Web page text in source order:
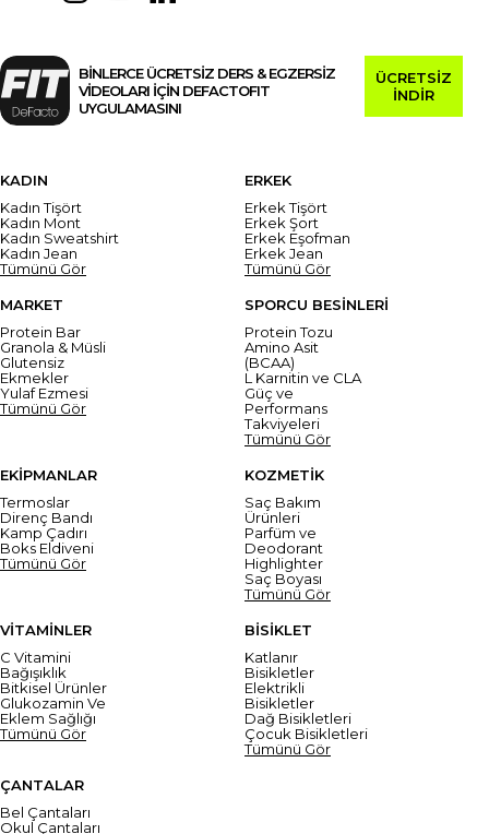
BİNLERCE ÜCRETSİZ DERS & EGZERSİZ
VİDEOLARI İÇİN DEFACTOFIT
UYGULAMASINI
ÜCRETSİZ
İNDİR
KADIN
Kadın Tişört
Kadın Mont
Kadın Sweatshirt
Kadın Jean
Tümünü Gör
ERKEK
Erkek Tişört
Erkek Şort
Erkek Eşofman
Erkek Jean
Tümünü Gör
MARKET
Protein Bar
Granola & Müsli
Glutensiz
Ekmekler
Yulaf Ezmesi
Tümünü Gör
SPORCU BESİNLERİ
Protein Tozu
Amino Asit
(BCAA)
L Karnitin ve CLA
Güç ve
Performans
Takviyeleri
Tümünü Gör
EKİPMANLAR
Termoslar
Direnç Bandı
Kamp Çadırı
Boks Eldiveni
Tümünü Gör
KOZMETİK
Saç Bakım
Ürünleri
Parfüm ve
Deodorant
Highlighter
Saç Boyası
Tümünü Gör
VİTAMİNLER
C Vitamini
Bağışıklık
Bitkisel Ürünler
Glukozamin Ve
Eklem Sağlığı
Tümünü Gör
BİSİKLET
Katlanır
Bisikletler
Elektrikli
Bisikletler
Dağ Bisikletleri
Çocuk Bisikletleri
Tümünü Gör
ÇANTALAR
Bel Çantaları
Okul Çantaları